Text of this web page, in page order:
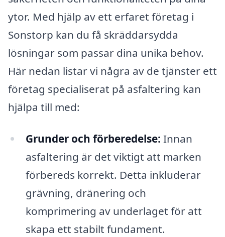
ytor. Med hjälp av ett erfaret företag i
Sonstorp kan du få skräddarsydda
lösningar som passar dina unika behov.
Här nedan listar vi några av de tjänster ett
företag specialiserat på asfaltering kan
hjälpa till med:
Grunder och förberedelse: Innan
asfaltering är det viktigt att marken
förbereds korrekt. Detta inkluderar
grävning, dränering och
komprimering av underlaget för att
skapa ett stabilt fundament.